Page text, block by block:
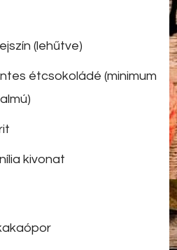
(lehűtve)
étcsokoládé (minimum
kivonat